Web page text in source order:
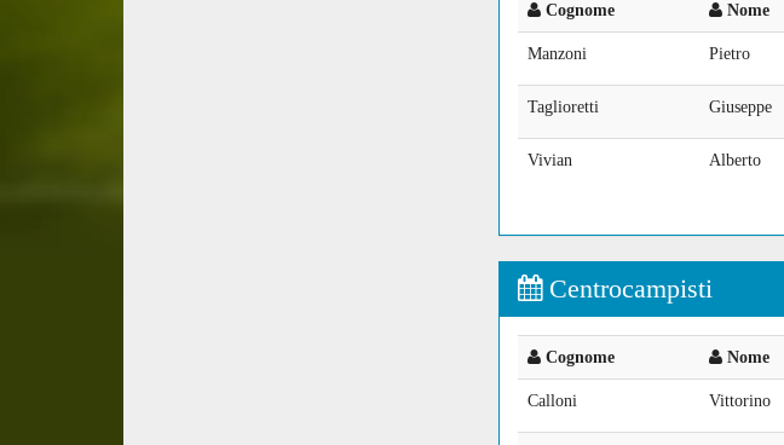
Cognome Nome
Manzoni Pietro
Taglioretti Giuseppe
Vivian Alberto
Centrocampisti
Cognome Nome
Calloni Vittorino